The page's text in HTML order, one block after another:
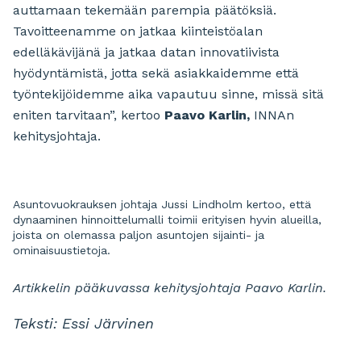
auttamaan tekemään parempia päätöksiä.
Tavoitteenamme on jatkaa kiinteistöalan
edelläkävijänä ja jatkaa datan innovatiivista
hyödyntämistä, jotta sekä asiakkaidemme että
työntekijöidemme aika vapautuu sinne, missä sitä
eniten tarvitaan”, kertoo Paavo Karlin, INNAn
kehitysjohtaja.
Asuntovuokrauksen johtaja Jussi Lindholm kertoo, että
dynaaminen hinnoittelumalli toimii erityisen hyvin alueilla,
joista on olemassa paljon asuntojen sijainti- ja
ominaisuustietoja.
Artikkelin pääkuvassa kehitysjohtaja Paavo Karlin.
Teksti: Essi Järvinen